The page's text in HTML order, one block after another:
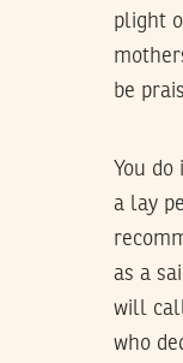
plight
be
You
a lay
as a
will
who